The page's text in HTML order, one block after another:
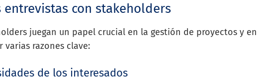
con stakeholders
juegan un papel crucial en la gestión de proyectos y en
razones clave:
de los interesados